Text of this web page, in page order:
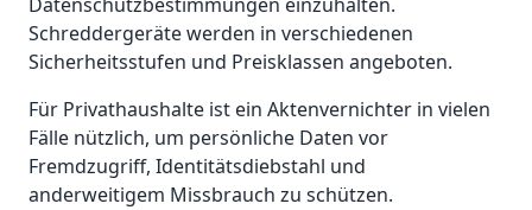
Datenschutzbestimmungen einzuhalten.
Schreddergeräte werden in verschiedenen
Sicherheitsstufen und Preisklassen angeboten.
Für Privathaushalte ist ein Aktenvernichter in vielen
Fälle nützlich, um persönliche Daten vor
Fremdzugriff, Identitätsdiebstahl und
anderweitigem Missbrauch zu schützen.